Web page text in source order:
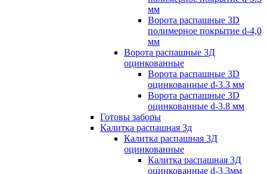
мм
Ворота распашные 3D
полимерное покрытие d-4,0
мм
Ворота распашные 3Д
оцинкованные
Ворота распашные 3D
оцинкованные d-3.3 мм
Ворота распашные 3D
оцинкованные d-3.8 мм
Готовы заборы
Калитка распашная 3д
Калитка распашная 3Д
оцинкованные
Калитка распашная 3Д
оцинкованные d-3.3мм